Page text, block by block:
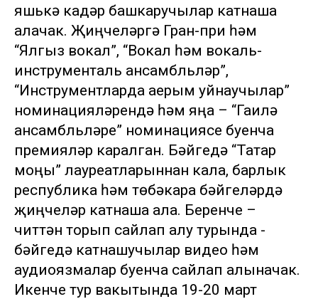
яшькә кадәр башкаручылар катнаша
алачак. Җиңүчеләргә Гран-при һәм
“Ялгыз вокал”, “Вокал һәм вокаль-
инструменталь ансамбльләр”,
“Инструментларда аерым уйнаучылар”
номинацияләрендә һәм яңа – “Гаилә
ансамбльләре” номинациясе буенча
премияләр каралган. Бәйгедә “Татар
моңы” лауреатларыннан кала, барлык
республика һәм төбәкара бәйгеләрдә
җиңүчеләр катнаша ала. Беренче –
читтән торып сайлап алу турында -
бәйгедә катнашучылар видео һәм
аудиоязмалар буенча сайлап алыначак.
Икенче тур вакытында 19-20 март